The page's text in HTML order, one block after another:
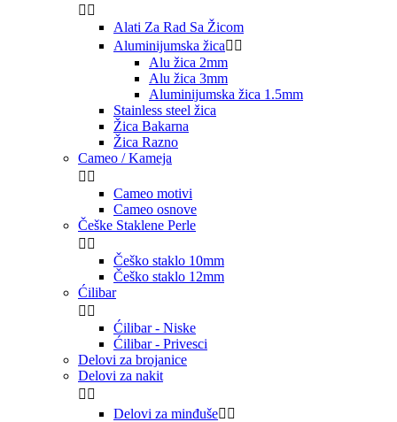
 
Alati Za Rad Sa Žicom
Aluminijumska žica 
Alu žica 2mm
Alu žica 3mm
Aluminijumska žica 1.5mm
Stainless steel žica
Žica Bakarna
Žica Razno
Cameo / Kameja
 
Cameo motivi
Cameo osnove
Češke Staklene Perle
 
Češko staklo 10mm
Češko staklo 12mm
Ćilibar
 
Ćilibar - Niske
Ćilibar - Privesci
Delovi za brojanice
Delovi za nakit
 
Delovi za minđuše 